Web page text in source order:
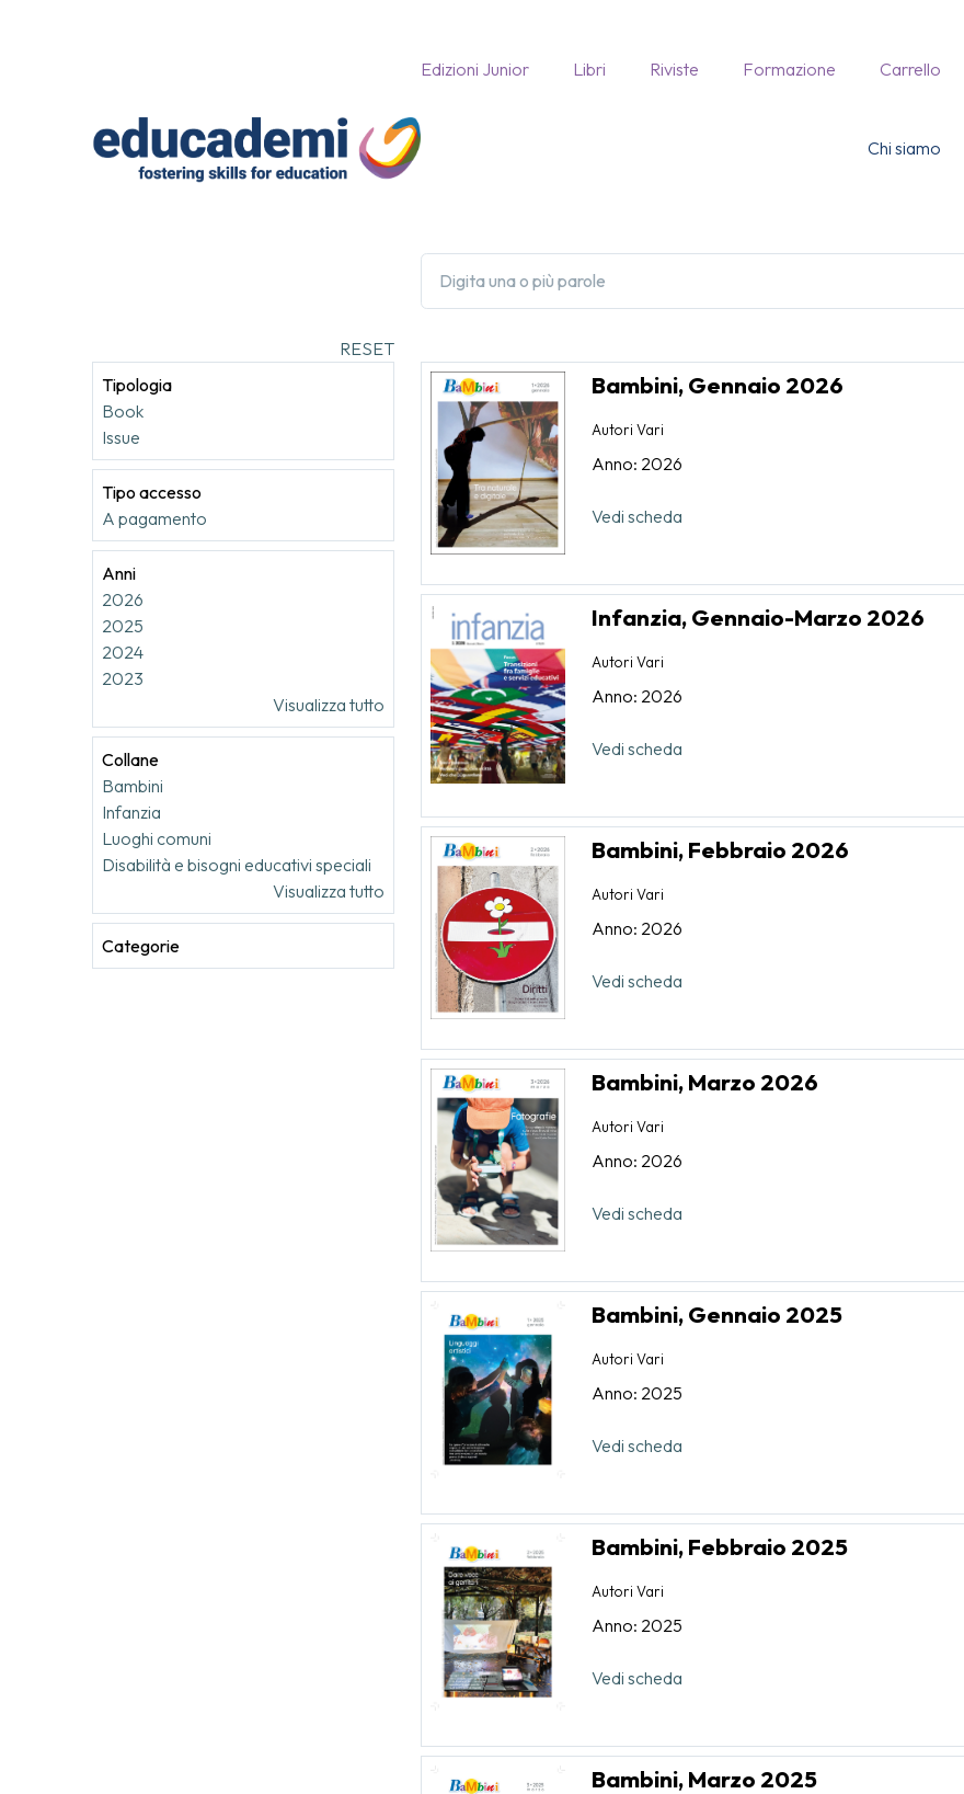
Edizioni Junior Libri Riviste Formazione Carrello
Chi siamo
RESET
Tipologia
Book
Issue
Tipo accesso
A pagamento
Anni
2026
2025
2024
2023
Visualizza tutto
Collane
Bambini
Infanzia
Luoghi comuni
Disabilità e bisogni educativi speciali
Visualizza tutto
Categorie
Bambini, Gennaio 2026
Autori Vari
Anno: 2026
Vedi scheda
Infanzia, Gennaio-Marzo 2026
Autori Vari
Anno: 2026
Vedi scheda
Bambini, Febbraio 2026
Autori Vari
Anno: 2026
Vedi scheda
Bambini, Marzo 2026
Autori Vari
Anno: 2026
Vedi scheda
Bambini, Gennaio 2025
Autori Vari
Anno: 2025
Vedi scheda
Bambini, Febbraio 2025
Autori Vari
Anno: 2025
Vedi scheda
Bambini, Marzo 2025